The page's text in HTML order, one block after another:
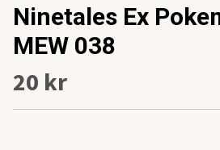
Ninetales Ex
MEW 038
20 kr